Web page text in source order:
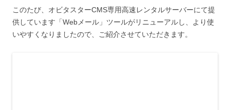
このたび、オビタスターCMS専用高速レンタルサーバーにて提
供しています「Webメール」ツールがリニューアルし、より使
いやすくなりましたので、ご紹介させていただきます。